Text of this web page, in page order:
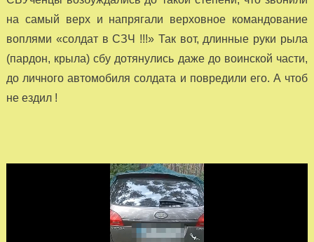
на самый верх и напрягали верховное командование
воплями «солдат в СЗЧ !!!» Так вот, длинные руки рыла
(пардон, крыла) сбу дотянулись даже до воинской части,
до личного автомобиля солдата и повредили его. А чтоб
не ездил !